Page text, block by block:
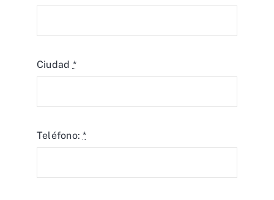
Ciudad *
Teléfono:*